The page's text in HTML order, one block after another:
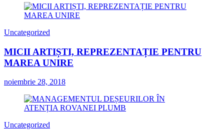
Uncategorized
MICII ARTIȘTI, REPREZENTAȚIE PENTRU
MAREA UNIRE
noiembrie 28, 2018
Uncategorized